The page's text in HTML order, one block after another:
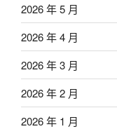
2026 年 5 月
2026 年 4 月
2026 年 3 月
2026 年 2 月
2026 年 1 月